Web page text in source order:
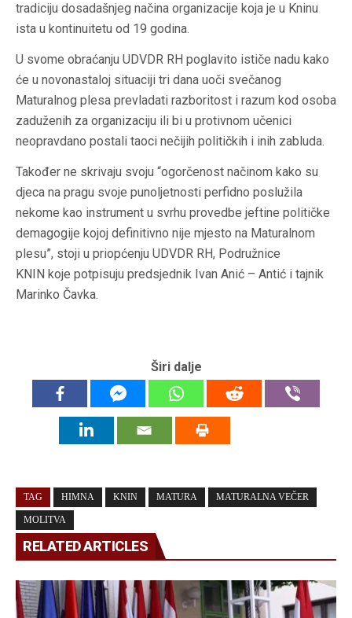
tradiciju dosadašnjeg načina organizacije koja je u Kninu
ista u kontinuitetu od 19 godina.
U svome obraćanju UDVDR RH poglavito ističe nadu kako
će u novonastaloj situaciji tri dana uoči svečanog
Maturalnog plesa prevladati razboritost i razum kod osoba
zaduženih za organizaciju ili bi u protivnom učenici
neopravdano postali taoci nečijih političkih i inih zabluda.
Također ne skrivaju svoju “ogorčenost načinom kako su
djeca na pragu svoje punoljetnosti perfidno poslužila
nekome kao instrument u svrhu provedbe jeftine političke
demagogije kojoj definitivno nije mjesto na Maturalnom
plesu”, stoji u priopćenju UDVDR RH, Podružnice
KNIN koje potpisuju predsjednik Ivan Anić – Antić i tajnik
Marinko Čavka.
Širi dalje
TAG HIMNA KNIN MATURA MATURALNA VEČER
MOLITVA
RELATED ARTICLES